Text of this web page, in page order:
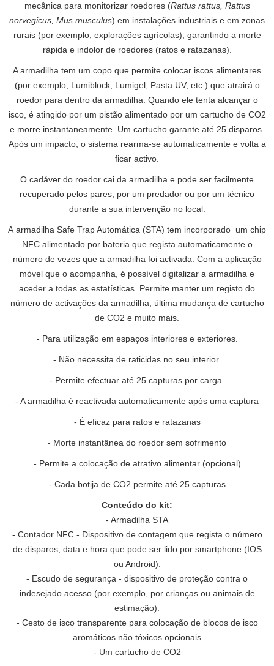
mecânica para monitorizar roedores (Rattus rattus, Rattus
norvegicus, Mus musculus) em instalações industriais e em zonas
rurais (por exemplo, explorações agrícolas), garantindo a morte
rápida e indolor de roedores (ratos e ratazanas).
A armadilha tem um copo que permite colocar iscos alimentares
(por exemplo, Lumiblock, Lumigel, Pasta UV, etc.) que atrairá o
roedor para dentro da armadilha. Quando ele tenta alcançar o
isco, é atingido por um pistão alimentado por um cartucho de CO2
e morre instantaneamente. Um cartucho garante até 25 disparos.
Após um impacto, o sistema rearma-se automaticamente e volta a
ficar activo.
O cadáver do roedor cai da armadilha e pode ser facilmente
recuperado pelos pares, por um predador ou por um técnico
durante a sua intervenção no local.
A armadilha Safe Trap Automática (STA) tem incorporado um chip
NFC alimentado por bateria que regista automaticamente o
número de vezes que a armadilha foi activada. Com a aplicação
móvel que o acompanha, é possível digitalizar a armadilha e
aceder a todas as estatísticas. Permite manter um registo do
número de activações da armadilha, última mudança de cartucho
de CO2 e muito mais.
- Para utilização em espaços interiores e exteriores.
- Não necessita de raticidas no seu interior.
- Permite efectuar até 25 capturas por carga.
- A armadilha é reactivada automaticamente após uma captura
- É eficaz para ratos e ratazanas
- Morte instantânea do roedor sem sofrimento
- Permite a colocação de atrativo alimentar (opcional)
- Cada botija de CO2 permite até 25 capturas
Conteúdo do kit:
- Armadilha STA
- Contador NFC - Dispositivo de contagem que regista o número
de disparos, data e hora que pode ser lido por smartphone (IOS
ou Android).
- Escudo de segurança - dispositivo de proteção contra o
indesejado acesso (por exemplo, por crianças ou animais de
estimação).
- Cesto de isco transparente para colocação de blocos de isco
aromáticos não tóxicos opcionais
- Um cartucho de CO2